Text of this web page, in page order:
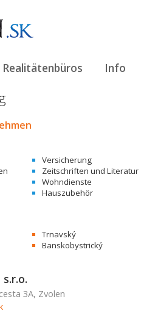
Realitätenbüros Info
Versicherung
Zeitschriften und Literatur
Wohndienste
Hauszubehör
Trnavský
Banskobystrický
s.r.o.
3A, Zvolen